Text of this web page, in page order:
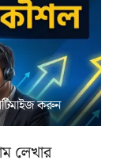
করুন
লেখার